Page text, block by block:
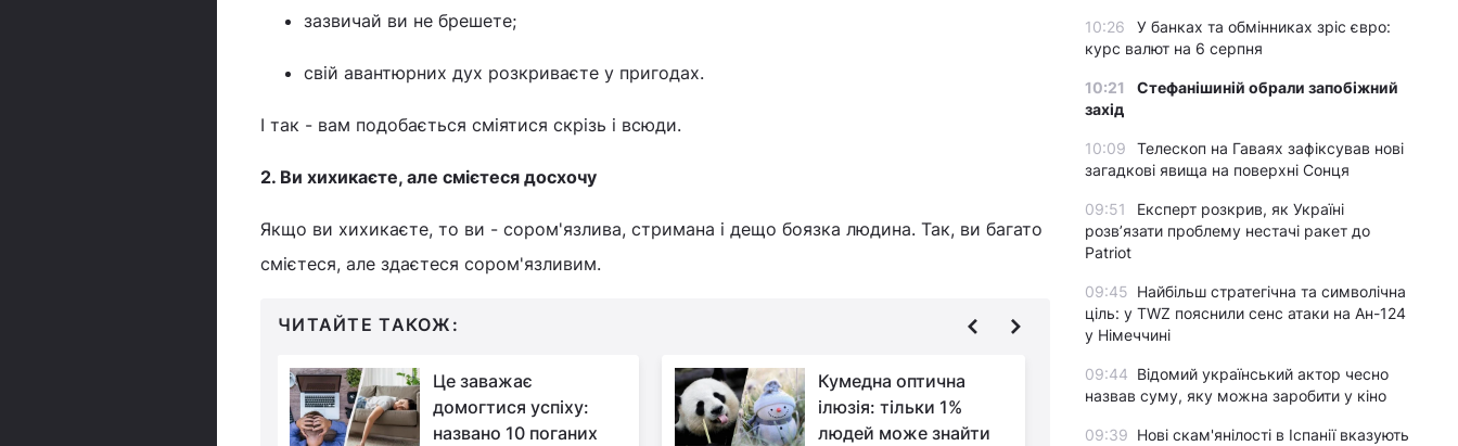
зазвичай ви не брешете;
свій авантюрних дух розкриваєте у пригодах.
І так - вам подобається сміятися скрізь і всюди.
2. Ви хихикаєте, але смієтеся досхочу
Якщо ви хихикаєте, то ви - сором'язлива, стримана і дещо боязка людина. Так, ви багато
смієтеся, але здаєтеся сором'язливим.
ЧИТАЙТЕ ТАКОЖ:
Це заважає
домогтися успіху:
названо 10 поганих
Кумедна оптична
ілюзія: тільки 1%
людей може знайти
Оптична ілюзія
підкориться не всім:
потрібно знайти
10:26
У банках та обмінниках зріс євро:
курс валют на 6 серпня
10:21
Стефанішиній обрали запобіжний
захід
10:09
Телескоп на Гаваях зафіксував нові
загадкові явища на поверхні Сонця
09:51
Експерт розкрив, як Україні
розвʼязати проблему нестачі ракет до
Patriot
09:45 Найбільш стратегічна та символічна
ціль: у TWZ пояснили сенс атаки на Ан-124
у Німеччині
09:44 Відомий український актор чесно
назвав суму, яку можна заробити у кіно
09:39 Нові скам'янілості в Іспанії вказують